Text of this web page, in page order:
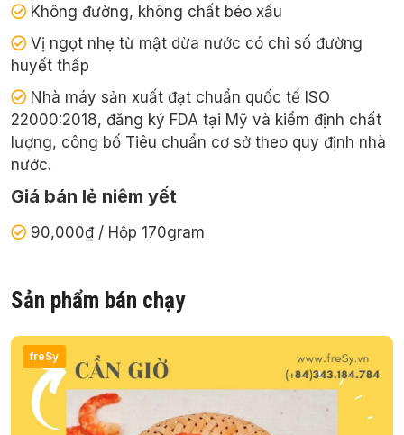
Không đường, không chất béo xấu
Vị ngọt nhẹ từ mật dừa nước có chỉ số đường
huyết thấp
Nhà máy sản xuất đạt chuẩn quốc tế ISO
22000:2018, đăng ký FDA tại Mỹ và kiểm định chất
lượng, công bố Tiêu chuẩn cơ sở theo quy định nhà
nước.
Giá bán lẻ niêm yết
90,000₫ / Hộp 170gram
Sản phẩm bán chạy
freSy